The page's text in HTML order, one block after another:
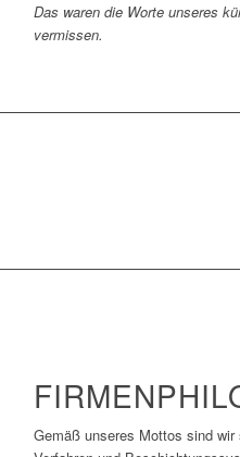
Das waren die Worte unseres
vermissen.
Gemäß unseres Mottos sind wir